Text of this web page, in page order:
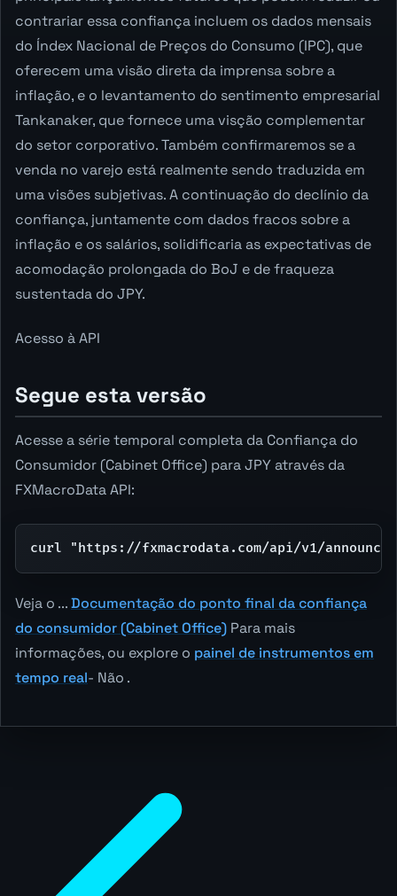
contrariar essa confiança incluem os dados mensais
do Índex Nacional de Preços do Consumo (IPC), que
oferecem uma visão direta da imprensa sobre a
inflação, e o levantamento do sentimento empresarial
Tankanaker, que fornece uma visção complementar
do setor corporativo. Também confirmaremos se a
venda no varejo está realmente sendo traduzida em
uma visões subjetivas. A continuação do declínio da
confiança, juntamente com dados fracos sobre a
inflação e os salários, solidificaria as expectativas de
acomodação prolongada do BoJ e de fraqueza
sustentada do JPY.
Acesso à API
Segue esta versão
Acesse a série temporal completa da Confiança do
Consumidor (Cabinet Office) para JPY através da
FXMacroData API:
curl "https://fxmacrodata.com/api/v1/
Veja o ...Documentação do ponto final da confiança
do consumidor (Cabinet Office) Para mais
informações, ou explore o painel de instrumentos em
tempo real- Não .